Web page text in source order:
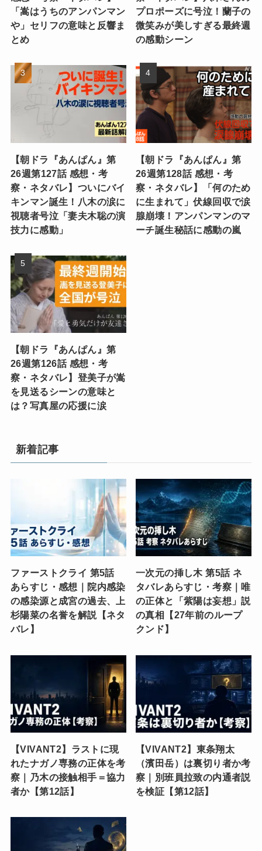
「嵩はうちのアンパンマン
や」セリフの意味と反響ま
とめ
プロポーズに号泣！蘭子の
微笑みが美しすぎる最終週
の感動シーン
【朝ドラ『あんぱん』第
26週第127話 感想・考
察・ネタバレ】ついにバイ
キンマン誕生！八木の涙に
視聴者号泣「妻夫木聡の演
技力に感動」
【朝ドラ『あんぱん』第
26週第128話 感想・考
察・ネタバレ】「何のため
に生まれて」伏線回収で涙
腺崩壊！アンパンマンのマ
ーチ誕生秘話に感動の嵐
【朝ドラ『あんぱん』第
26週第126話 感想・考
察・ネタバレ】登美子が嵩
を見送るシーンの意味と
は？写真屋の応援に涙
新着記事
ファーストクライ 第5話
あらすじ・感想｜院内感染
の感染源と成宮の過去、上
杉陽菜の名誉を解説【ネタ
バレ】
一次元の挿し木 第5話 ネ
タバレあらすじ・考察｜唯
の正体と「紫陽は妄想」説
の真相【27年前のループ
クンド】
【VIVANT2】ラストに現
れたナガノ専務の正体を考
察｜乃木の接触相手＝協力
者か【第12話】
【VIVANT2】東条翔太
（濱田岳）は裏切り者か考
察｜別班員拉致の内通者説
を検証【第12話】